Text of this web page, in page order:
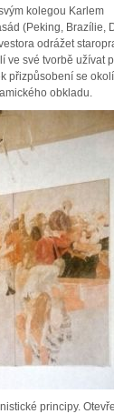
kolegou Karlem
(Peking, Brazílie,
odrážet
ve své tvorbě užívat
přizpůsobení se okolí
obkladu.
principy.